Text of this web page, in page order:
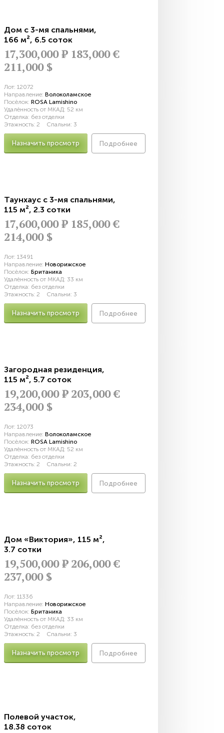
Дом с 3-мя спальнями,
166 м², 6.5 соток
17,300,000Р 183,000 €
211,000 $
Лот: 12072
Направление: Волоколамское
Посёлок: ROSA Lamishino
Удалённость от МКАД: 52 км
Отделка: без отделки
Этажность: 2 Спальни: 3
Назначить просмотр Подробнее
Таунхаус с 3-мя спальнями,
115 м², 2.3 сотки
17,600,000Р 185,000 €
214,000 $
Лот: 13491
Направление: Новорижское
Посёлок: Британика
Удалённость от МКАД: 33 км
Отделка: без отделки
Этажность: 2 Спальни: 3
Назначить просмотр Подробнее
Загородная резиденция,
115 м², 5.7 соток
19,200,000Р 203,000 €
234,000 $
Лот: 12073
Направление: Волоколамское
Посёлок: ROSA Lamishino
Удалённость от МКАД: 52 км
Отделка: без отделки
Этажность: 2 Спальни: 2
Назначить просмотр Подробнее
Дом «Виктория», 115 м²,
3.7 сотки
19,500,000Р 206,000 €
237,000 $
Лот: 11336
Направление: Новорижское
Посёлок: Британика
Удалённость от МКАД: 33 км
Отделка: без отделки
Этажность: 2 Спальни: 3
Назначить просмотр Подробнее
Полевой участок,
18.38 соток